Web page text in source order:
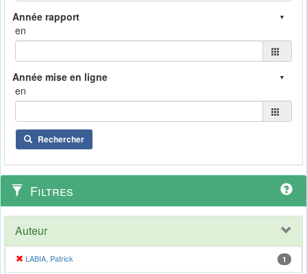
en
en
Rechercher
Filtres
Auteur
LABIA, Patrick 1